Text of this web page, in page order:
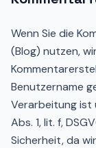
Wenn Sie die
(Blog) nutzen,
Benutzername
Verarbeitung ist
Abs. 1, lit. f,
Sicherheit, da